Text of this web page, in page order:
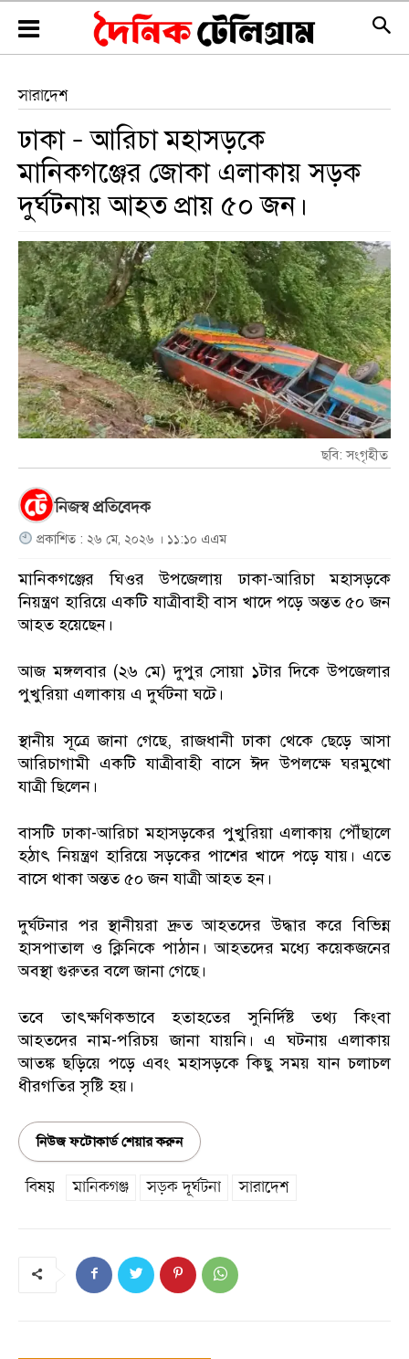
সারাদেশ
ঢাকা – আরিচা মহাসড়কে
মানিকগঞ্জের জোকা এলাকায় সড়ক
দুর্ঘটনায় আহত প্রায় ৫০ জন।
ছবি: সংগৃহীত
নিজস্ব প্রতিবেদক
প্রকাশিত : ২৬ মে, ২০২৬ । ১১:১০ এএম
মানিকগঞ্জের ঘিওর উপজেলায় ঢাকা-আরিচা মহাসড়কে
নিয়ন্ত্রণ হারিয়ে একটি যাত্রীবাহী বাস খাদে পড়ে অন্তত ৫০ জন
আহত হয়েছেন।
আজ মঙ্গলবার (২৬ মে) দুপুর সোয়া ১টার দিকে উপজেলার
পুখুরিয়া এলাকায় এ দুর্ঘটনা ঘটে।
স্থানীয় সূত্রে জানা গেছে, রাজধানী ঢাকা থেকে ছেড়ে আসা
আরিচাগামী একটি যাত্রীবাহী বাসে ঈদ উপলক্ষে ঘরমুখো
যাত্রী ছিলেন।
বাসটি ঢাকা-আরিচা মহাসড়কের পুখুরিয়া এলাকায় পৌঁছালে
হঠাৎ নিয়ন্ত্রণ হারিয়ে সড়কের পাশের খাদে পড়ে যায়। এতে
বাসে থাকা অন্তত ৫০ জন যাত্রী আহত হন।
দুর্ঘটনার পর স্থানীয়রা দ্রুত আহতদের উদ্ধার করে বিভিন্ন
হাসপাতাল ও ক্লিনিকে পাঠান। আহতদের মধ্যে কয়েকজনের
অবস্থা গুরুতর বলে জানা গেছে।
তবে তাৎক্ষণিকভাবে হতাহতের সুনির্দিষ্ট তথ্য কিংবা
আহতদের নাম-পরিচয় জানা যায়নি। এ ঘটনায় এলাকায়
আতঙ্ক ছড়িয়ে পড়ে এবং মহাসড়কে কিছু সময় যান চলাচল
ধীরগতির সৃষ্টি হয়।
নিউজ ফটোকার্ড শেয়ার করুন
বিষয় মানিকগঞ্জ সড়ক দূর্ঘটনা সারাদেশ